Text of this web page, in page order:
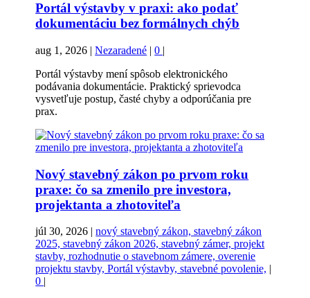
Portál výstavby v praxi: ako podať
dokumentáciu bez formálnych chýb
aug 1, 2026 |Nezaradené |0 |
Portál výstavby mení spôsob elektronického
podávania dokumentácie. Praktický sprievodca
vysvetľuje postup, časté chyby a odporúčania pre
prax.
Nový stavebný zákon po prvom roku
praxe: čo sa zmenilo pre investora,
projektanta a zhotoviteľa
júl 30, 2026 |nový stavebný zákon, stavebný zákon
2025, stavebný zákon 2026, stavebný zámer, projekt
stavby, rozhodnutie o stavebnom zámere, overenie
projektu stavby, Portál výstavby, stavebné povolenie,
0